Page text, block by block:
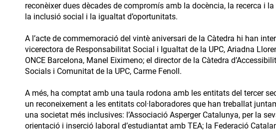
reconèixer dues dècades de compromís amb la docència, la recerca i
la inclusió social i la igualtat d’oportunitats.
A l’acte de commemoració del vintè aniversari de la Càtedra hi han
vicerectora de Responsabilitat Social i Igualtat de la UPC, Ariadna
ONCE Barcelona, Manel Eiximeno; el director de la Càtedra
Socials i Comunitat de la UPC, Carme Fenoll.
A més, ha comptat amb una taula rodona amb les entitats del tercer
un reconeixement a les entitats col·laboradores que han treballat
una societat més inclusives: l’Associació Asperger Catalunya, per la
orientació i inserció laboral d’estudiantat amb TEA; la Federació